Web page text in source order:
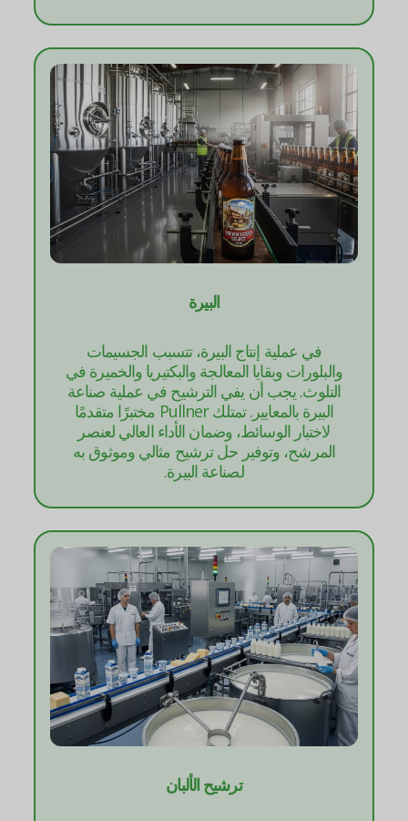
البيرة
في عملية إنتاج البيرة، تتسبب الجسيمات
والبلورات وبقايا المعالجة والبكتيريا والخميرة في
التلوث. يجب أن يفي الترشيح في عملية صناعة
البيرة بالمعايير. تمتلك Pullner مختبرًا متقدمًا
لاختبار الوسائط، وضمان الأداء العالي لعنصر
المرشح، وتوفير حل ترشيح مثالي وموثوق به
لصناعة البيرة.
ترشيح الألبان